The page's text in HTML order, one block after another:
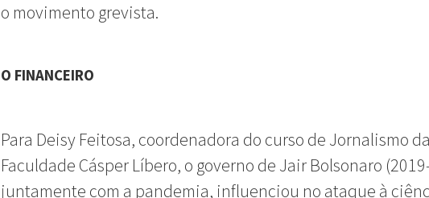
o movimento grevista.
O FINANCEIRO
Para Deisy Feitosa, coordenadora do curso de Jornalismo da
Faculdade Cásper Líbero, o governo de Jair Bolsonaro
juntamente com a pandemia, influenciou no ataque à